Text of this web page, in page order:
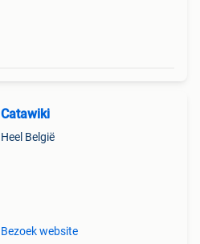
Catawiki
Heel België
Bezoek website